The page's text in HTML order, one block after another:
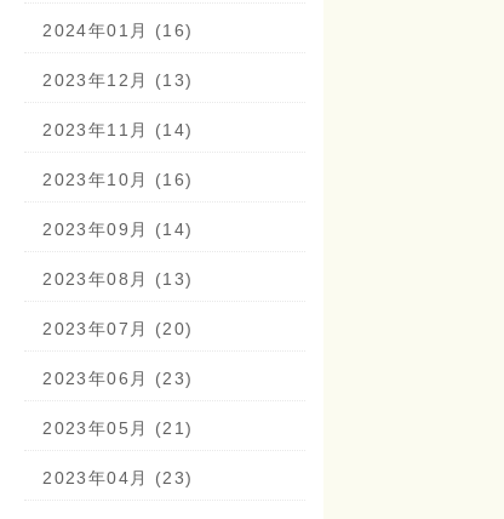
2024年01月 (16)
2023年12月 (13)
2023年11月 (14)
2023年10月 (16)
2023年09月 (14)
2023年08月 (13)
2023年07月 (20)
2023年06月 (23)
2023年05月 (21)
2023年04月 (23)